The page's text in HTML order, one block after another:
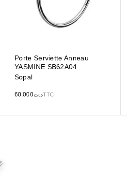
Porte Serviette Anneau
YASMINE SB62A04
Sopal
د.ت60.000 TTC